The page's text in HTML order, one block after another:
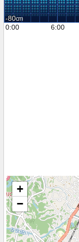
-80
0:00
6:00
+
−